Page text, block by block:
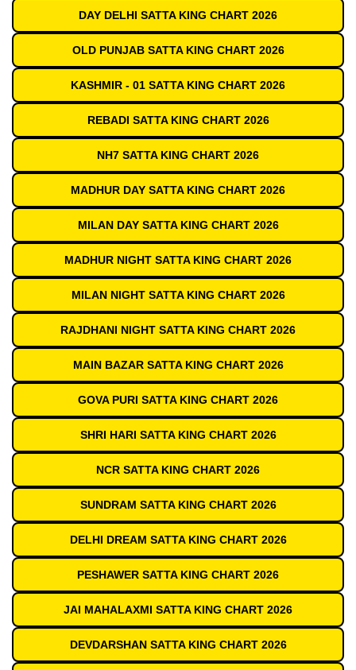
DAY DELHI SATTA KING CHART 2026
OLD PUNJAB SATTA KING CHART 2026
KASHMIR - 01 SATTA KING CHART 2026
REBADI SATTA KING CHART 2026
NH7 SATTA KING CHART 2026
MADHUR DAY SATTA KING CHART 2026
MILAN DAY SATTA KING CHART 2026
MADHUR NIGHT SATTA KING CHART 2026
MILAN NIGHT SATTA KING CHART 2026
RAJDHANI NIGHT SATTA KING CHART 2026
MAIN BAZAR SATTA KING CHART 2026
GOVA PURI SATTA KING CHART 2026
SHRI HARI SATTA KING CHART 2026
NCR SATTA KING CHART 2026
SUNDRAM SATTA KING CHART 2026
DELHI DREAM SATTA KING CHART 2026
PESHAWER SATTA KING CHART 2026
JAI MAHALAXMI SATTA KING CHART 2026
DEVDARSHAN SATTA KING CHART 2026